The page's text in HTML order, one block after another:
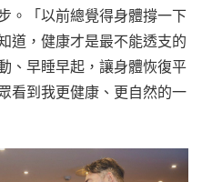
。「以前總覺得身體撐一下
道，健康才是最不能透支的
、早睡早起，讓身體恢復平
看到我更健康、更自然的一